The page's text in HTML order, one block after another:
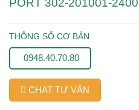
PORT 302-201001-2400
THÔNG SỐ CƠ BẢN
0948.40.70.80
CHAT TƯ VẤN